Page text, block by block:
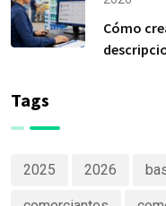
más
de Delfín
Cómo
Tags
2025 2026